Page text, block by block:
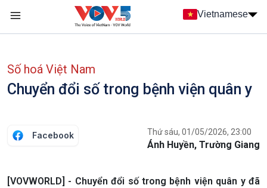
Nhảy đến nội dung
Vietnamese
Số hoá Việt Nam
Chuyển đổi số trong bệnh viện quân y
Facebook Thứ sáu, 01/05/2026, 23:00
Ánh Huyền, Trường Giang
[VOVWORLD] - Chuyển đổi số trong bệnh viện quân y đã